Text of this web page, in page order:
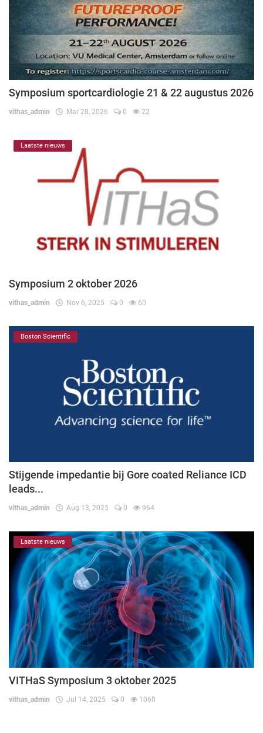
Symposium sportcardiologie 21 & 22 augustus 2026
vithas_admin Mar 28, 2026 0 22
Laatste nieuws
Symposium 2 oktober 2026
vithas_admin Nov 6, 2025 0 60
Boston Scientific
Stijgende impedantie bij Gore coated Reliance ICD
leads...
vithas_admin Aug 13, 2025 0 964
Laatste nieuws
VITHaS Symposium 3 oktober 2025
vithas_admin Jul 14, 2025 0 1060